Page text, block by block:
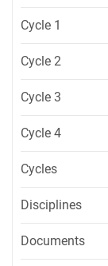
Cycle 1
Cycle 2
Cycle 3
Cycle 4
Cycles
Disciplines
Documents